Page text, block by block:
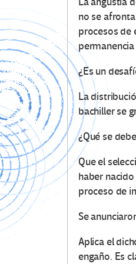
no se
procesos de
¿Es un
La
bachiller se
¿Qué se
​Que el
haber
proceso de
Se
​Aplica el
engaño. Es